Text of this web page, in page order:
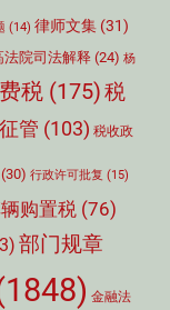
(14) 律师文集 (31)
法院司法解释 (24) 杨
税 (175)税
管 (103) 税收政
(30) 行政许可批复 (15)
购置税 (76)
部门规章
金融法